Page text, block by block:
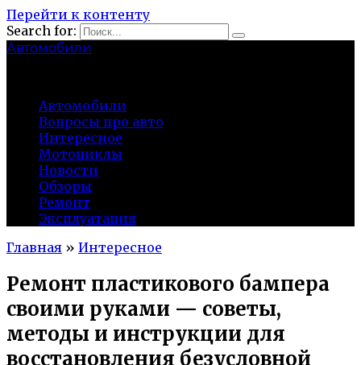
Перейти к контенту
Search for:
Автомобили
Автомобили
Вопросы про авто
Интересное
Мотоциклы
Новости
Обзоры
Ремонт
Эксплуатация
Главная » Интересное
Ремонт пластикового бампера
своими руками — советы,
методы и инструкции для
восстановления безусловной